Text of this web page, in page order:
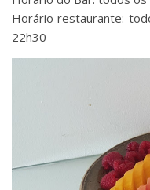
Horário restaurante:
22h30